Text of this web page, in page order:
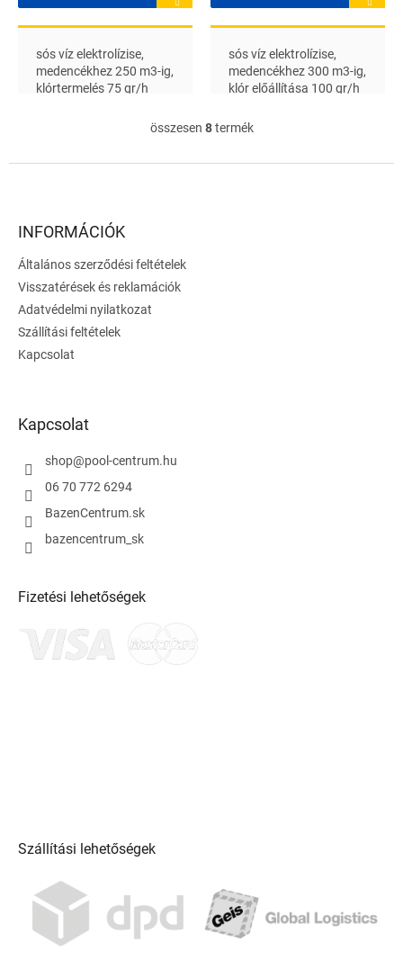
sós víz elektrolízise,
medencékhez 250 m3-ig,
klórtermelés 75 gr/h
sós víz elektrolízise,
medencékhez 300 m3-ig,
klór előállítása 100 gr/h
L
s
összesen 8termék
INFORMÁCIÓK
Általános szerződési feltételek
Visszatérések és reklamációk
Adatvédelmi nyilatkozat
Szállítási feltételek
Kapcsolat
Kapcsolat
shop@pool-centrum.hu
06 70 772 6294
BazenCentrum.sk
bazencentrum_sk
Fizetési lehetőségek
Szállítási lehetőségek